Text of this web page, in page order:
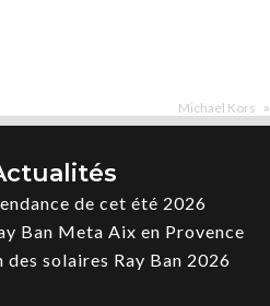
Michael Kors »
de cet été 2026
Ban Meta Aix en Provence
solaires Ray Ban 2026